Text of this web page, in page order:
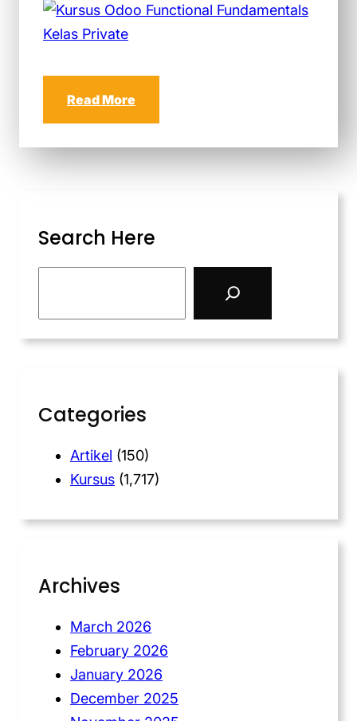
Read More
Search Here
Categories
Artikel (150)
Kursus (1,717)
Archives
March 2026
February 2026
January 2026
December 2025